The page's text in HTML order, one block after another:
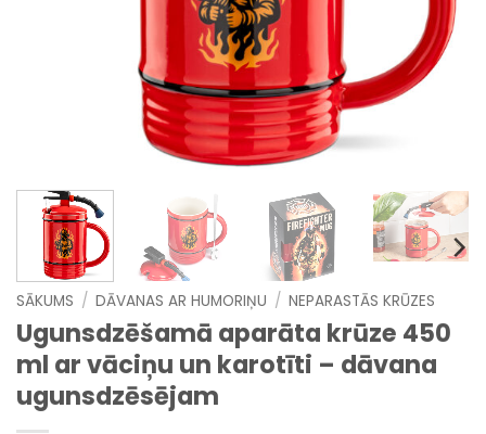
SĀKUMS / DĀVANAS AR HUMORIŅU / NEPARASTĀS KRŪZES
Ugunsdzēšamā aparāta krūze 450
ml ar vāciņu un karotīti – dāvana
ugunsdzēsējam